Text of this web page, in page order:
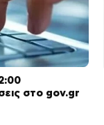
στο gov.gr